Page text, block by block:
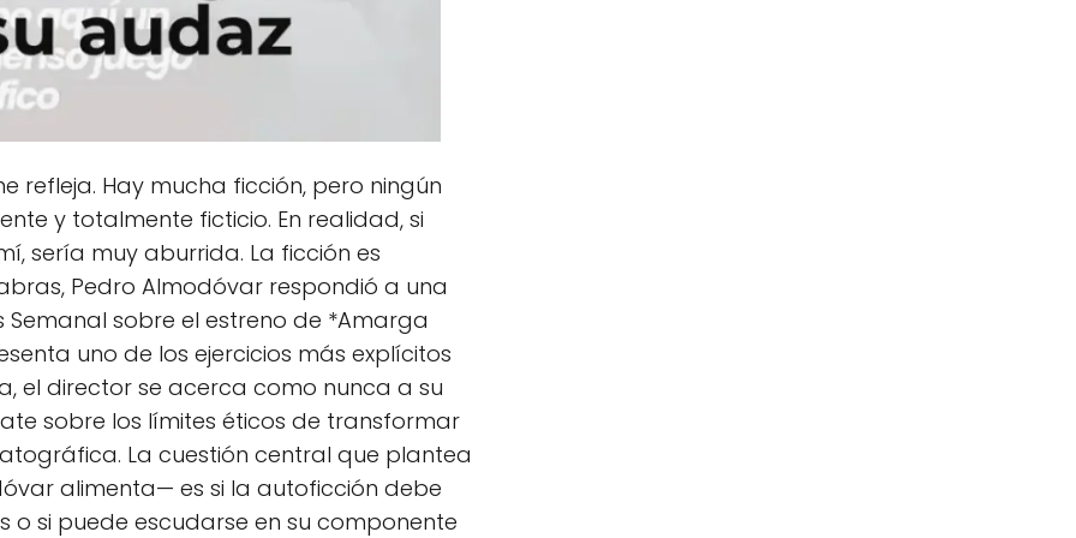
refleja. Hay mucha ficción, pero ningún
y totalmente ficticio. En realidad, si
sería muy aburrida. La ficción es
Pedro Almodóvar respondió a una
Semanal sobre el estreno de *Amarga
uno de los ejercicios más explícitos
el director se acerca como nunca a su
sobre los límites éticos de transformar
La cuestión central que plantea
alimenta— es si la autoficción debe
o si puede escudarse en su componente